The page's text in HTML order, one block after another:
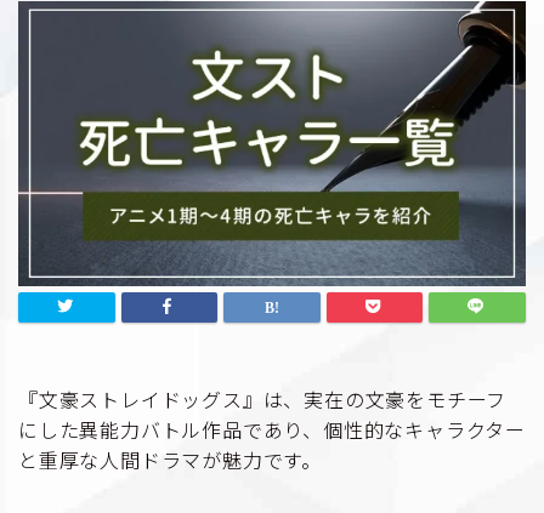
『文豪ストレイドッグス』は、実在の文豪をモチーフ
にした異能力バトル作品であり、個性的なキャラクター
と重厚な人間ドラマが魅力です。